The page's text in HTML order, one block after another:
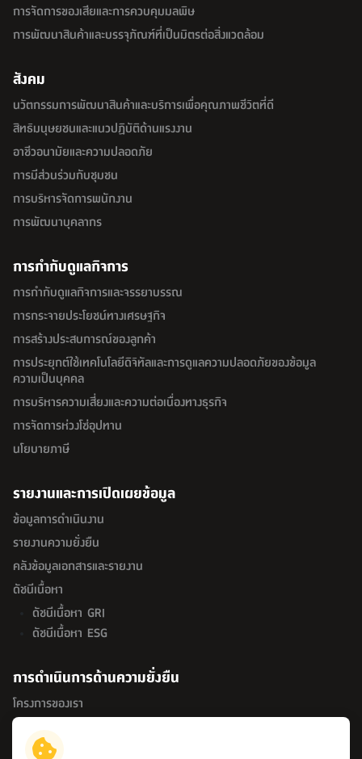
การจัดการของเสียและการควบคุมมลพิษ
การพัฒนาสินค้าและบรรจุภัณฑ์ที่เป็นมิตรต่อสิ่งแวดล้อม
สังคม
นวัตกรรมการพัฒนาสินค้าและบริการเพื่อคุณภาพชีวิตที่ดี
สิทธิมนุษยชนและแนวปฏิบัติด้านแรงงาน
อาชีวอนามัยและความปลอดภัย
การมีส่วนร่วมกับชุมชน
การบริหารจัดการพนักงาน
การพัฒนาบุคลากร
การกำกับดูแลกิจการ
การกำกับดูแลกิจการและจรรยาบรรณ
การกระจายประโยชน์ทางเศรษฐกิจ
การสร้างประสบการณ์ของลูกค้า
การประยุกต์ใช้เทคโนโลยีดิจิทัลและการดูแลความปลอดภัยของข้อมูล
ความเป็นบุคคล
การบริหารความเสี่ยงและความต่อเนื่องทางธุรกิจ
การจัดการห่วงโซ่อุปทาน
นโยบายภาษี
รายงานและการเปิดเผยข้อมูล
ข้อมูลการดำเนินงาน
รายงานความยั่งยืน
คลังข้อมูลเอกสารและรายงาน
ดัชนีเนื้อหา
ดัชนีเนื้อหา GRI
ดัชนีเนื้อหา ESG
การดำเนินการด้านความยั่งยืน
โครงการของเรา
กิจกรรมด้านความยั่งยืน